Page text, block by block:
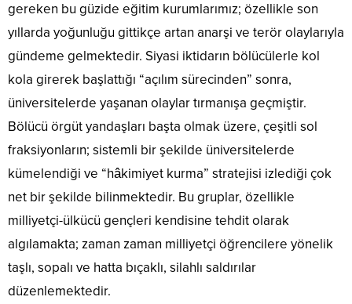
gereken bu güzide eğitim kurumlarımız; özellikle son
yıllarda yoğunluğu gittikçe artan anarşi ve terör olaylarıyla
gündeme gelmektedir. Siyasi iktidarın bölücülerle kol
kola girerek başlattığı “açılım sürecinden” sonra,
üniversitelerde yaşanan olaylar tırmanışa geçmiştir.
Bölücü örgüt yandaşları başta olmak üzere, çeşitli sol
fraksiyonların; sistemli bir şekilde üniversitelerde
kümelendiği ve “hâkimiyet kurma” stratejisi izlediği çok
net bir şekilde bilinmektedir. Bu gruplar, özellikle
milliyetçi-ülkücü gençleri kendisine tehdit olarak
algılamakta; zaman zaman milliyetçi öğrencilere yönelik
taşlı, sopalı ve hatta bıçaklı, silahlı saldırılar
düzenlemektedir.